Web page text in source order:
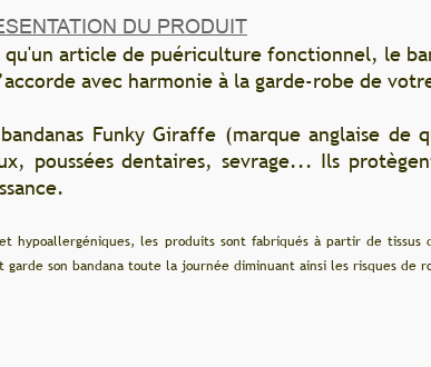
le bandana est l'accessoire de
robe de votre bébé.
anglaise de qualité) s’adaptent
Ils protègent à 100% les vêtements
à partir de tissus certifiés OEKO-TEX Standard 100. Ce
ainsi les risques de rougeurs ou d’irritations liés à l’excès de